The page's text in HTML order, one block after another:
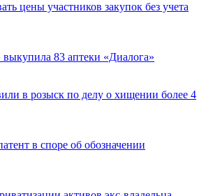
цены участников закупок без учета
выкупила 83 аптеки «Диалога»
в розыск по делу о хищении более 4
в споре об обозначении